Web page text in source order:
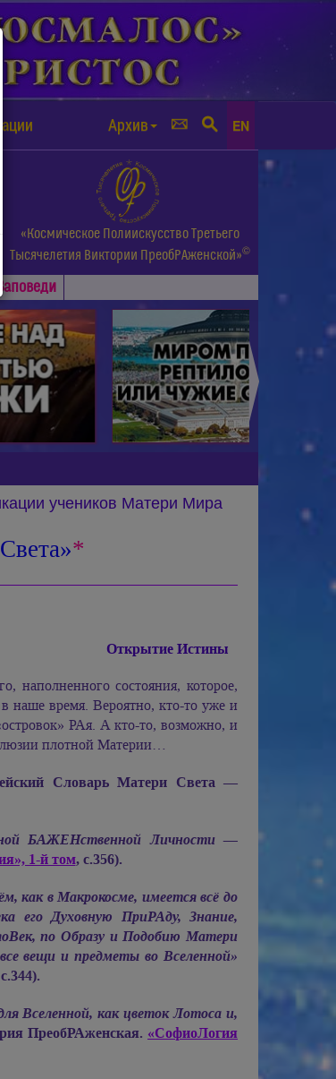
Архив EN
«Космическое Полиискусство Третьего
Тысячелетия Виктории ПреобРАженской»©
Заповеди ►
учеников Матери Мира
*
Открытие Истины
наполненного состояния, которое,
наше время. Вероятно, кто-то уже и
РАя. А кто-то, возможно, и
плотной Материи…
Словарь Матери Света —
БАЖЕНственной Личности —
1-й том, с.356).
как в Макрокосме, имеется всё до
его Духовную ПриРАду, Знание,
по Образу и Подобию Матери
вещи и предметы во Вселенной»
Вселенной, как цветок Лотоса и,
ПреобРАженская. «СофиоЛогия